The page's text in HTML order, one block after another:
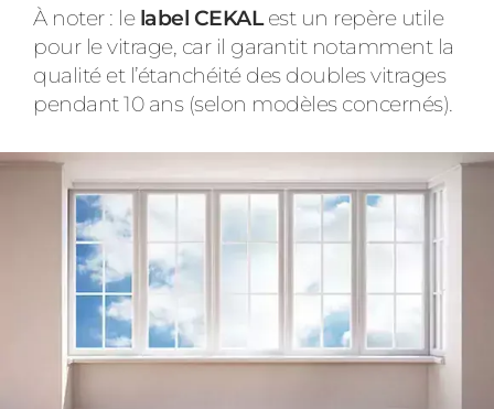
À noter : le label CEKALest un repère utile
pour le vitrage, car il garantit notamment la
qualité et l’étanchéité des doubles vitrages
pendant 10 ans (selon modèles concernés).